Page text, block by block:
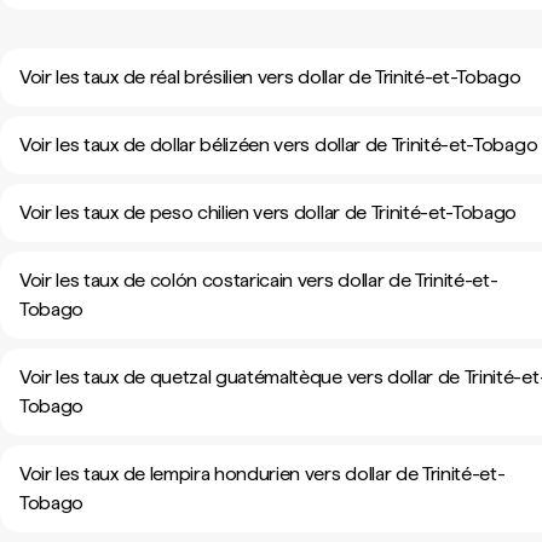
Voir les taux de réal brésilien vers dollar de Trinité-et-Tobago
Voir les taux de dollar bélizéen vers dollar de Trinité-et-Tobago
Voir les taux de peso chilien vers dollar de Trinité-et-Tobago
Voir les taux de colón costaricain vers dollar de Trinité-et-
Tobago
Voir les taux de quetzal guatémaltèque vers dollar de Trinité-
Tobago
Voir les taux de lempira hondurien vers dollar de Trinité-et-
Tobago